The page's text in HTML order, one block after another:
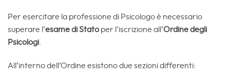
Per esercitare la professione di Psicologo è necessario
superare l’esame di Stato per l’iscrizione all’Ordine degli
Psicologi
All’interno dell’Ordine esistono due sezioni differenti: